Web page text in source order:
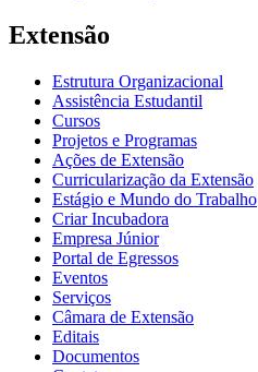
Extensão
Estrutura Organizacional
Assistência Estudantil
Cursos
Projetos e Programas
Ações de Extensão
Curricularização da Extensão
Estágio e Mundo do Trabalho
Criar Incubadora
Empresa Júnior
Portal de Egressos
Eventos
Serviços
Câmara de Extensão
Editais
Documentos